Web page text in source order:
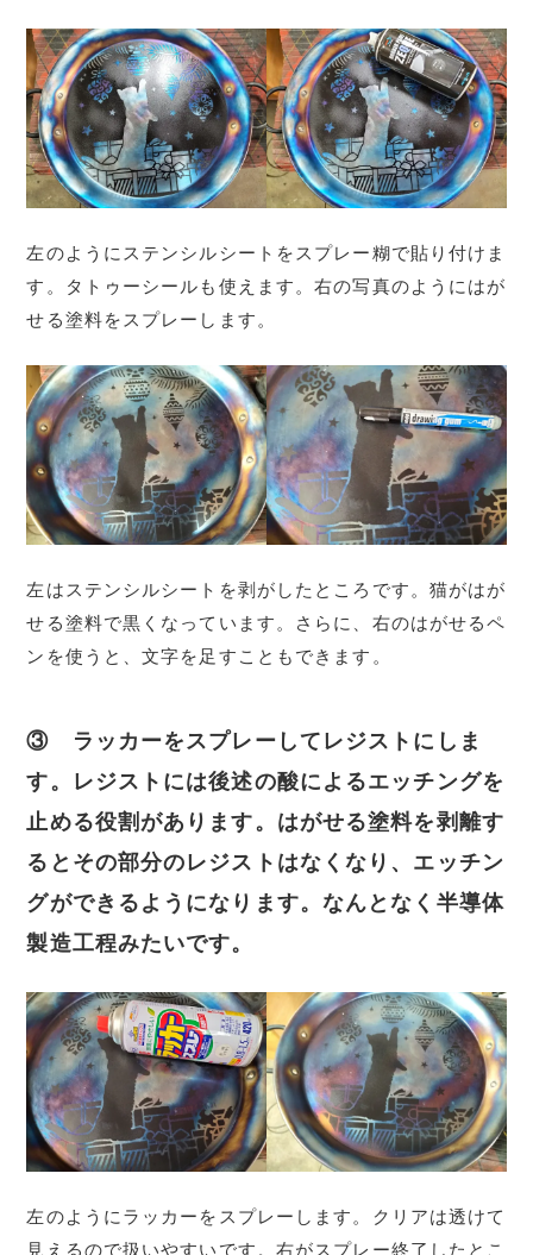
左のようにステンシルシートをスプレー糊で貼り付けま
す。タトゥーシールも使えます。右の写真のようにはが
せる塗料をスプレーします。
左はステンシルシートを剥がしたところです。猫がはが
せる塗料で黒くなっています。さらに、右のはがせるペ
ンを使うと、文字を足すこともできます。
③ ラッカーをスプレーしてレジストにしま
す。レジストには後述の酸によるエッチングを
止める役割があります。はがせる塗料を剥離す
るとその部分のレジストはなくなり、エッチン
グができるようになります。なんとなく半導体
製造工程みたいです。
左のようにラッカーをスプレーします。クリアは透けて
見えるので扱いやすいです。右がスプレー終了したとこ